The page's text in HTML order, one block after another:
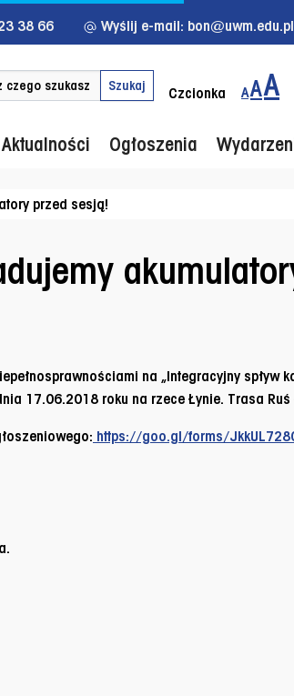
38 66 Wyślij e-mail: bon@uwm.edu.pl
po słowie kluczowym
Szukaj Czcionka AAA
Aktualności Ogłoszenia
przed sesją!
na „Integracyjny spływ
17.06.2018 roku na rzece Łynie. Trasa Ruś
https://goo.gl/forms/